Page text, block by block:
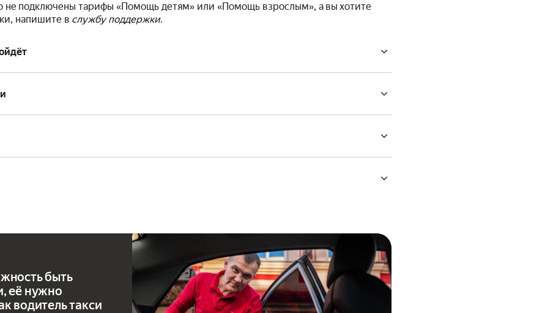
не подключены тарифы «Помощь детям» или «Помощь взрослым», а вы хотите
напишите в службу поддержки.
быть
её нужно
водитель такси